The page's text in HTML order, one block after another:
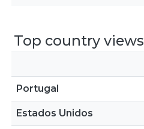
Top country views
Portugal
Estados Unidos